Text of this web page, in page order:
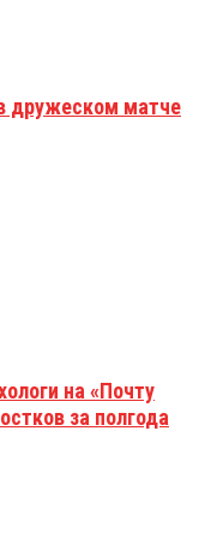
дружеском матче
на «Почту
за полгода